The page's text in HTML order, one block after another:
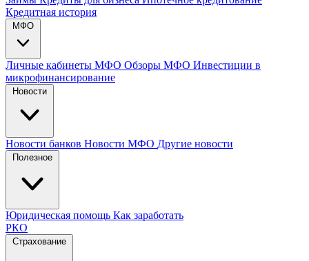
Кредитная история
МФО
Личные кабинеты МФО Обзоры МФО Инвестиции в
микрофинансирование
Новости
Новости банков Новости МФО Другие новости
Полезное
Юридическая помощь Как заработать
РКО
Страхование